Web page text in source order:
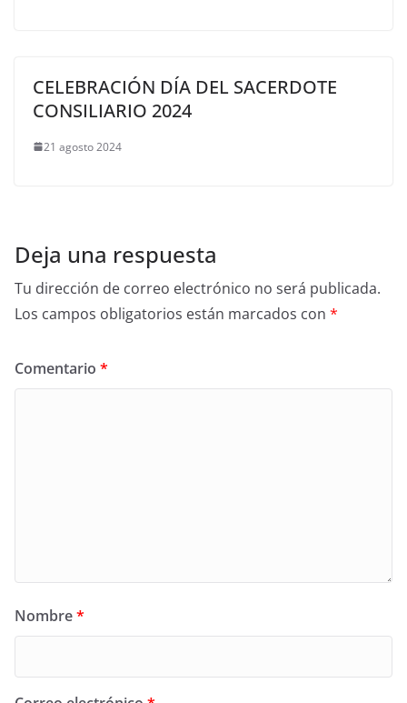
CELEBRACIÓN DÍA DEL SACERDOTE
CONSILIARIO 2024
21 agosto 2024
Deja una respuesta
Tu dirección de correo electrónico no será publicada.
Los campos obligatorios están marcados con *
Comentario *
Nombre*